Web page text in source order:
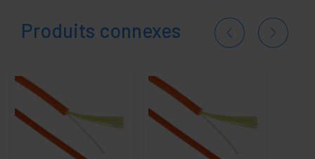
Produits connexes